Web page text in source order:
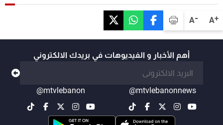
A+
A-
أهم الأخبار و الفيديوهات في بريدك الالكتروني
@mtvlebanonnews
@mtvlebanon